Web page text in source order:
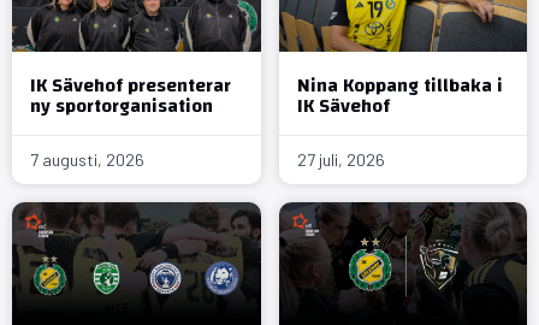
IK Sävehof presenterar
ny sportorganisation
7 augusti, 2026
Nina Koppang tillbaka i
IK Sävehof
27 juli, 2026